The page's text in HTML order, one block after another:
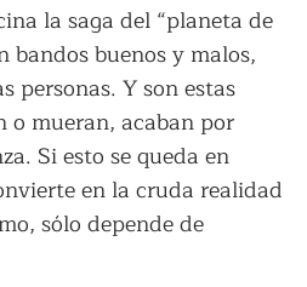
la saga del “planeta de
bandos buenos y malos,
personas. Y son estas
mueran, acaban por
Si esto se queda en
en la cruda realidad
sólo depende de